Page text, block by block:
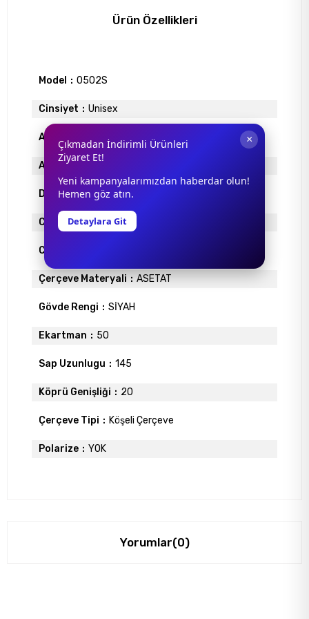
Ürün Özellikleri
Model 0502S
Cinsiyet Unisex
Antrefle Kaplama
Ayna
Degrade YOK
Cam Materyali ORGANİK
Cam Rengi
Çerçeve Materyali ASETAT
Gövde Rengi SİYAH
Ekartman 50
Sap Uzunlugu 145
Köprü Genişliği 20
Çerçeve Tipi Köşeli Çerçeve
Polarize YOK
Yorumlar(0)
×
Çıkmadan İndirimli Ürünleri
Ziyaret Et!
Yeni kampanyalarımızdan haberdar olun!
Hemen göz atın.
Detaylara Git